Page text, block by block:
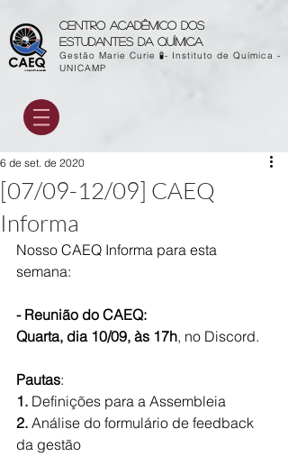
Centro acadêmico dos
estudantes da química
Gestão Marie Curie 🧪- Instituto de Química -
UNICAMP
[07/09-12/09] CAEQ
Informa
6 de set. de 2020
Nosso CAEQ Informa para esta
semana:
- Reunião do CAEQ:
Quarta, dia 10/09, às 17h, no Discord.
Pautas:
1. Definições para a Assembleia
2. Análise do formulário de feedback
da gestão